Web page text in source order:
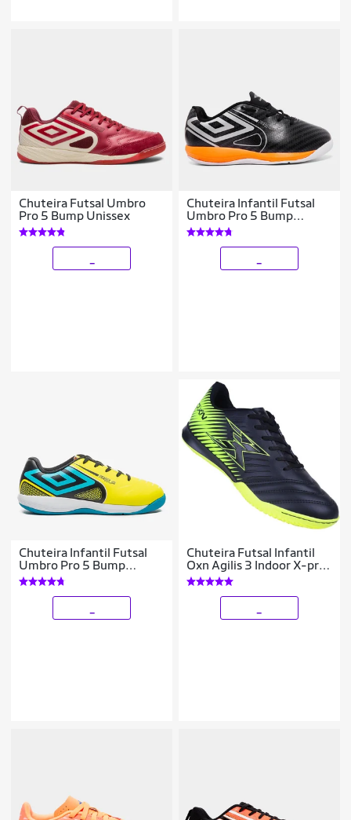
Chuteira Futsal Umbro
Pro 5 Bump Unissex
Chuteira Infantil Futsal
Umbro Pro 5 Bump
Unissex
Chuteira Infantil Futsal
Umbro Pro 5 Bump
Unissex
Chuteira Futsal Infantil
Oxn Agilis 3 Indoor X-pro
2 Meninos